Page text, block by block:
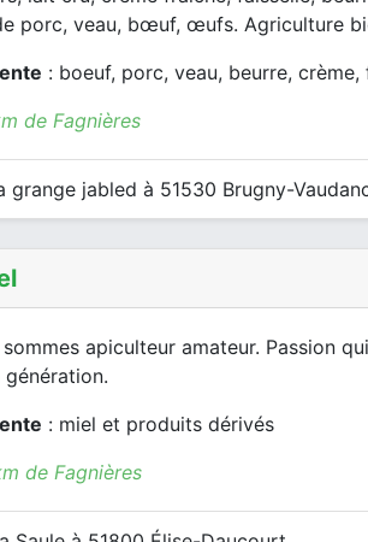
porc, veau, bœuf, œufs. Agriculture
: boeuf, porc, veau, beurre,
de Fagnières
grange jabled à 51530 Brugny-
apiculteur amateur. Passion
: miel et produits dérivés
de Fagnières